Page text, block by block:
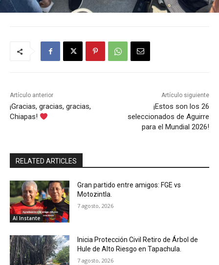
Artículo anterior
¡Gracias, gracias, gracias,
Chiapas!
Artículo siguiente
¡Estos son los 26
seleccionados de Aguirre
para el Mundial 2026!
RELATED ARTICLES
Al Instante
Gran partido entre amigos: FGE vs
Motozintla.
7 agosto, 2026
Inicia Protección Civil Retiro de Árbol de
Hule de Alto Riesgo en Tapachula.
7 agosto, 2026